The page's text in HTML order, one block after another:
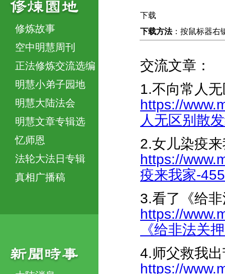
修炼故事
空中明慧周刊
正法修炼交流选编
明慧小弟子园地
明慧大陆法会
明慧文章专辑选
忆师恩
法轮大法日专辑
真相广播稿
下载
下载方法：按鼠标器右
交流文章：
1.不向常人
https://
人无区别散
2.女儿染疫
https://
疫来我家-
3.看了《给
https://
《给非法关
4.师父救我
https://